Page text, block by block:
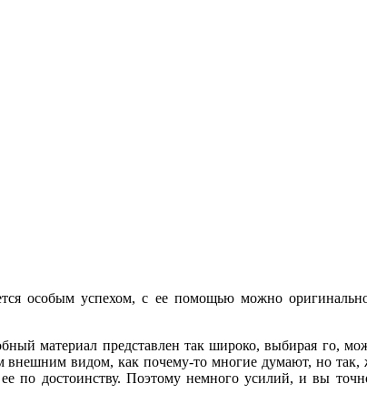
особым успехом, с ее помощью можно
материал представлен так широко, выбирая го,
внешним видом, как почему-то многие думают, но
по достоинству. Поэтому немного усилий, и вы